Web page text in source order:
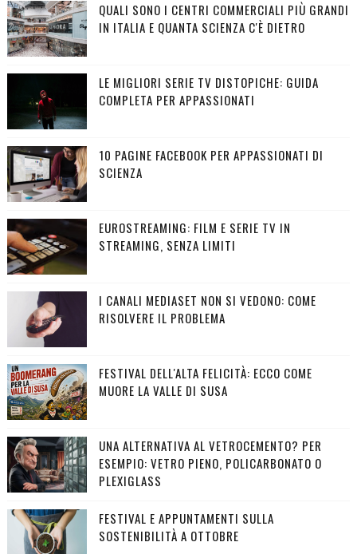
QUALI SONO I CENTRI COMMERCIALI PIÙ GRANDI
IN ITALIA E QUANTA SCIENZA C'È DIETRO
LE MIGLIORI SERIE TV DISTOPICHE: GUIDA
COMPLETA PER APPASSIONATI
10 PAGINE FACEBOOK PER APPASSIONATI DI
SCIENZA
EUROSTREAMING: FILM E SERIE TV IN
STREAMING, SENZA LIMITI
I CANALI MEDIASET NON SI VEDONO: COME
RISOLVERE IL PROBLEMA
FESTIVAL DELL'ALTA FELICITÀ: ECCO COME
MUORE LA VALLE DI SUSA
UNA ALTERNATIVA AL VETROCEMENTO? PER
ESEMPIO: VETRO PIENO, POLICARBONATO O
PLEXIGLASS
FESTIVAL E APPUNTAMENTI SULLA
SOSTENIBILITÀ A OTTOBRE